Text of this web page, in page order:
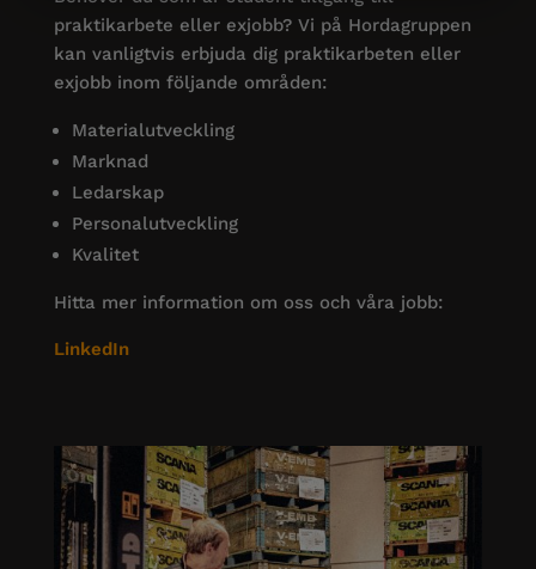
praktikarbete eller exjobb? Vi på Hordagruppen
kan vanligtvis erbjuda dig praktikarbeten eller
exjobb inom följande områden:
Materialutveckling
Marknad
Ledarskap
Personalutveckling
Kvalitet
Hitta mer information om oss och våra jobb:
LinkedIn